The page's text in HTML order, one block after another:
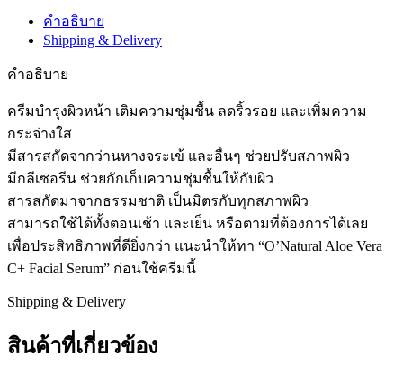
ชิ้นคำอธิบาย
Shipping & Delivery
คำอธิบาย
ครีมบำรุงผิวหน้า เติมความชุ่มชื้น ลดริ้วรอย และเพิ่มความ
กระจ่างใส
มีสารสกัดจากว่านหางจระเข้ และอื่นๆ ช่วยปรับสภาพผิว
มีกลีเซอรีน ช่วยกักเก็บความชุ่มชื้นให้กับผิว
สารสกัดมาจากธรรมชาติ เป็นมิตรกับทุกสภาพผิว
สามารถใช้ได้ทั้งตอนเช้า และเย็น หรือตามที่ต้องการได้เลย
เพื่อประสิทธิภาพที่ดียิ่งกว่า แนะนำให้ทา “O’Natural Aloe Vera
C+ Facial Serum” ก่อนใช้ครีมนี้
Shipping & Delivery
สินค้าที่เกี่ยวข้อง